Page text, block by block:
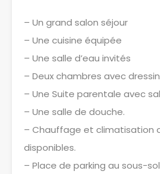
– Un grand salon séjour
– Une cuisine équipée
– Une salle d’eau invités
– Deux chambres avec
– Une Suite parentale avec
– Une salle de douche.
– Chauffage et climatisation
disponibles.
– Place de parking au sous-sol